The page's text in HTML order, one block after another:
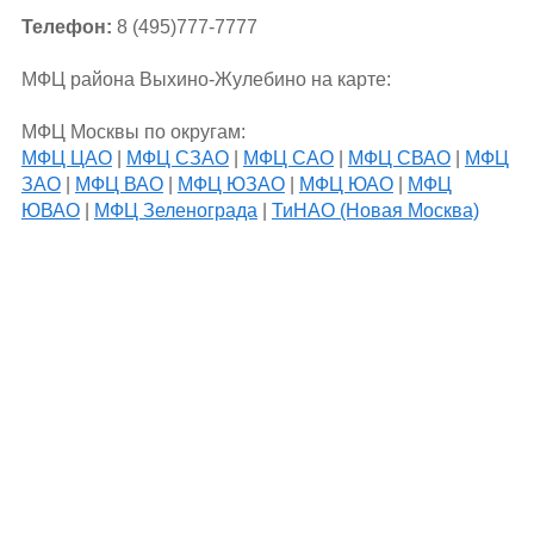
Телефон: 8 (495)777-7777
МФЦ района Выхино-Жулебино на карте:
МФЦ Москвы по округам:
МФЦ ЦАО| МФЦ СЗАО| МФЦ САО| МФЦ СВАО|
МФЦ
ЗАО| МФЦ ВАО| МФЦ ЮЗАО| МФЦ ЮАО|
МФЦ
ЮВАО| МФЦ Зеленограда ТиНАО (Новая Москва)